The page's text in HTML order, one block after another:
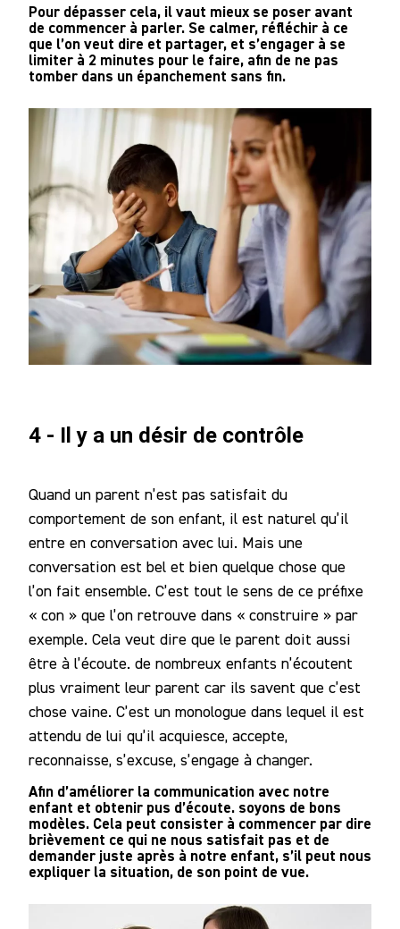
Pour dépasser cela, il vaut mieux se poser avant
de commencer à parler. Se calmer, réfléchir à ce
que l’on veut dire et partager, et s’engager à se
limiter à 2 minutes pour le faire, afin de ne pas
tomber dans un épanchement sans fin.
4 - Il y a un désir de contrôle
Quand un parent n’est pas satisfait du
comportement de son enfant, il est naturel qu’il
entre en conversation avec lui. Mais une
conversation est bel et bien quelque chose que
l’on fait ensemble. C’est tout le sens de ce préfixe
« con » que l’on retrouve dans « construire » par
exemple. Cela veut dire que le parent doit aussi
être à l’écoute. de nombreux enfants n’écoutent
plus vraiment leur parent car ils savent que c’est
chose vaine. C’est un monologue dans lequel il est
attendu de lui qu’il acquiesce, accepte,
reconnaisse, s’excuse, s’engage à changer.
Afin d’améliorer la communication avec notre
enfant et obtenir pus d’écoute. soyons de bons
modèles. Cela peut consister à commencer par dire
brièvement ce qui ne nous satisfait pas et de
demander juste après à notre enfant, s’il peut nous
expliquer la situation, de son point de vue.